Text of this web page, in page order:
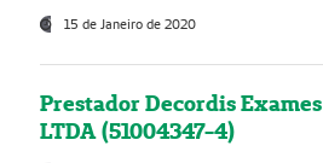
15 de Janeiro de 2020
Prestador Decordis
LTDA (51004347-4)